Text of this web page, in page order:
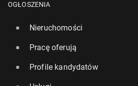
OGŁOSZENIA
Nieruchomości
Pracę oferują
Profile kandydatów